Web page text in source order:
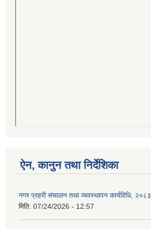
ऐन, कानुन तथा निर्देशिका
नगर प्रहरी संचालन तथा व्यवस्थापन कार्यविधि, २०८३
मिति: 07/24/2026 - 12:57